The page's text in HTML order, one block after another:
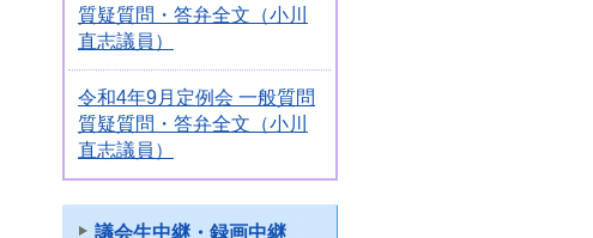
質疑質問・答弁全文（小川
直志議員）
令和4年9月定例会 一般質問
質疑質問・答弁全文（小川
直志議員）
議会生中継・録画中継